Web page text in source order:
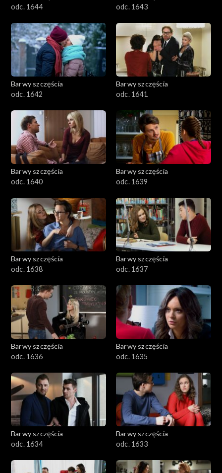
odc. 1644
odc. 1643
Barwy szczęścia
odc. 1642
Barwy szczęścia
odc. 1641
Barwy szczęścia
odc. 1640
Barwy szczęścia
odc. 1639
Barwy szczęścia
odc. 1638
Barwy szczęścia
odc. 1637
Barwy szczęścia
odc. 1636
Barwy szczęścia
odc. 1635
Barwy szczęścia
odc. 1634
Barwy szczęścia
odc. 1633